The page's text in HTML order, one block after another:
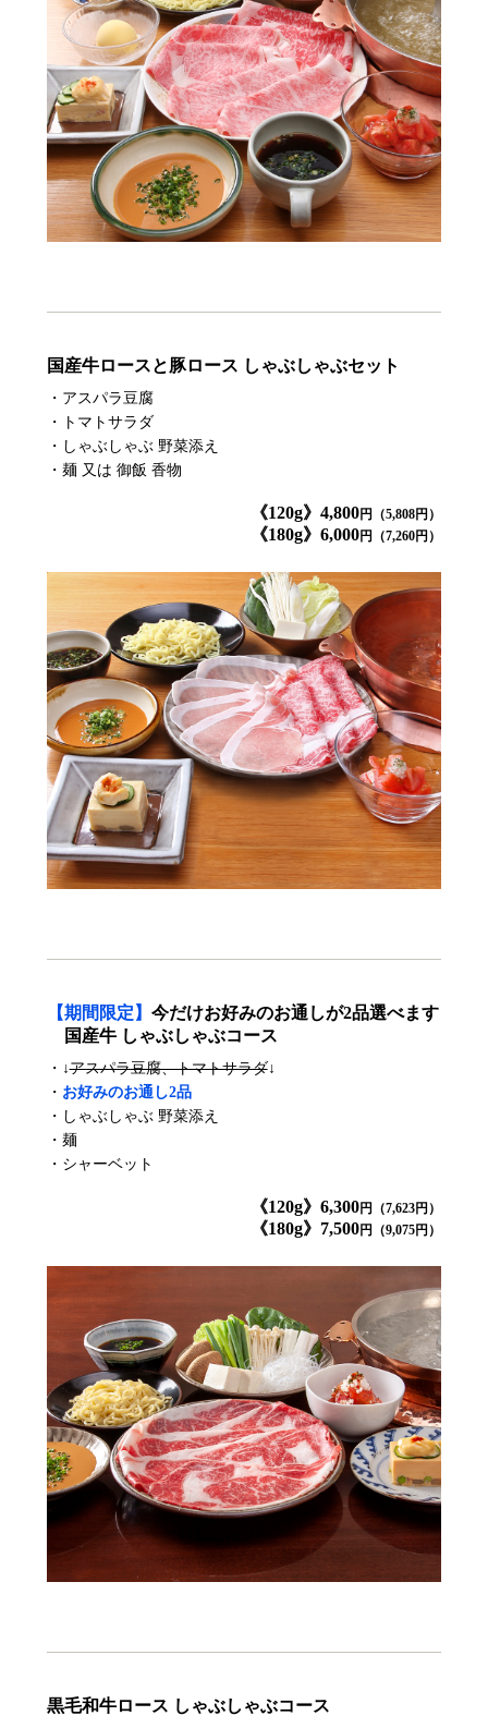
国産牛ロースと豚ロース しゃぶしゃぶセット
・アスパラ豆腐
・トマトサラダ
・しゃぶしゃぶ 野菜添え
・麺 又は 御飯 香物
《120g》4,800円（5,808円）
《180g》6,000円（7,260円）
【期間限定】 今だけお好みのお通しが2品選べます
国産牛 しゃぶしゃぶコース
・↓アスパラ豆腐、トマトサラダ↓
・ お好みのお通し2品
・しゃぶしゃぶ 野菜添え
・麺
・シャーベット
《120g》6,300円（7,623円）
《180g》7,500円（9,075円）
黒毛和牛ロース しゃぶしゃぶコース